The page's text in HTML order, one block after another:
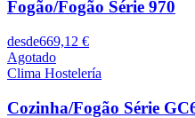
Fogão/Fogão Série 970
desde669,12 €
Agotado
Clima Hostelería
Cozinha/Fogão Série